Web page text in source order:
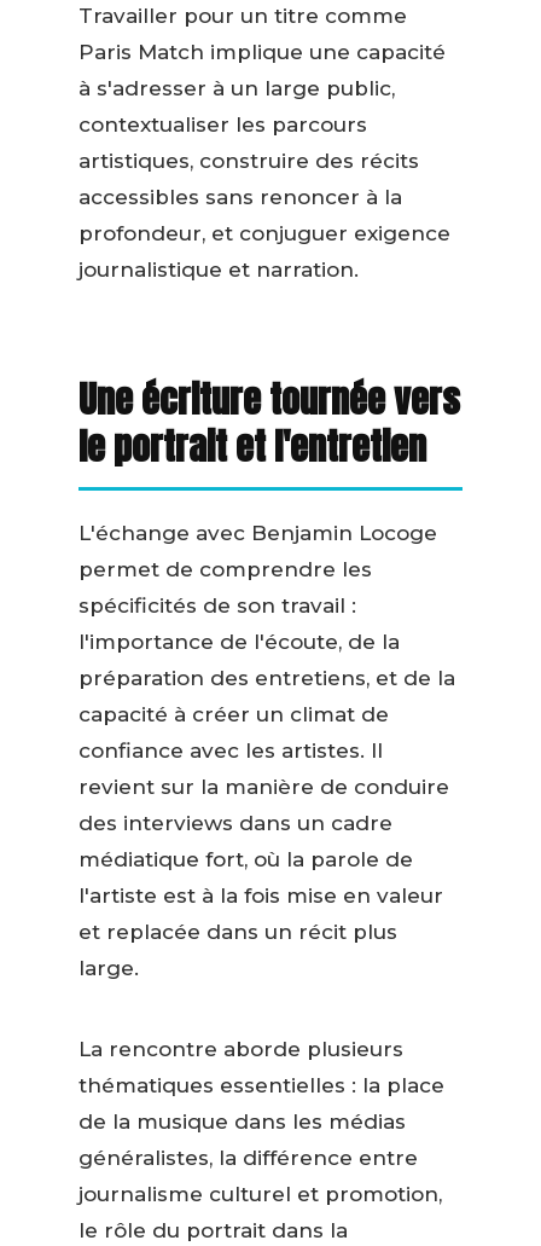
Travailler pour un titre comme
Paris Match implique une capacité
à s'adresser à un large public,
contextualiser les parcours
artistiques, construire des récits
accessibles sans renoncer à la
profondeur, et conjuguer exigence
journalistique et narration.
Une écriture tournée vers
le portrait et l'entretien
L'échange avec Benjamin Locoge
permet de comprendre les
spécificités de son travail :
l'importance de l'écoute, de la
préparation des entretiens, et de la
capacité à créer un climat de
confiance avec les artistes. Il
revient sur la manière de conduire
des interviews dans un cadre
médiatique fort, où la parole de
l'artiste est à la fois mise en valeur
et replacée dans un récit plus
large.
La rencontre aborde plusieurs
thématiques essentielles : la place
de la musique dans les médias
généralistes, la différence entre
journalisme culturel et promotion,
le rôle du portrait dans la